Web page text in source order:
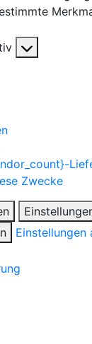
Zwecke
Einstellungen